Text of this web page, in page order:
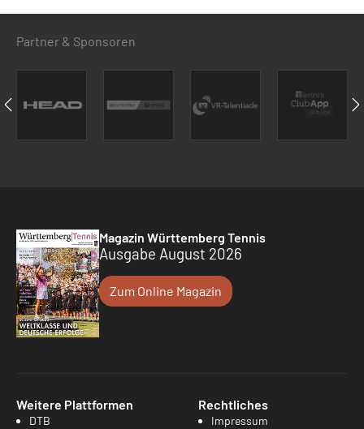
Partner & Sponsoren
Magazin Württemberg Tennis
Ausgabe August 2026
Zum Online Magazin
Weitere Plattformen
DTB
Rechtliches
Impressum